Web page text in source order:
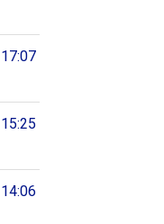
17:07
15:25
14:06